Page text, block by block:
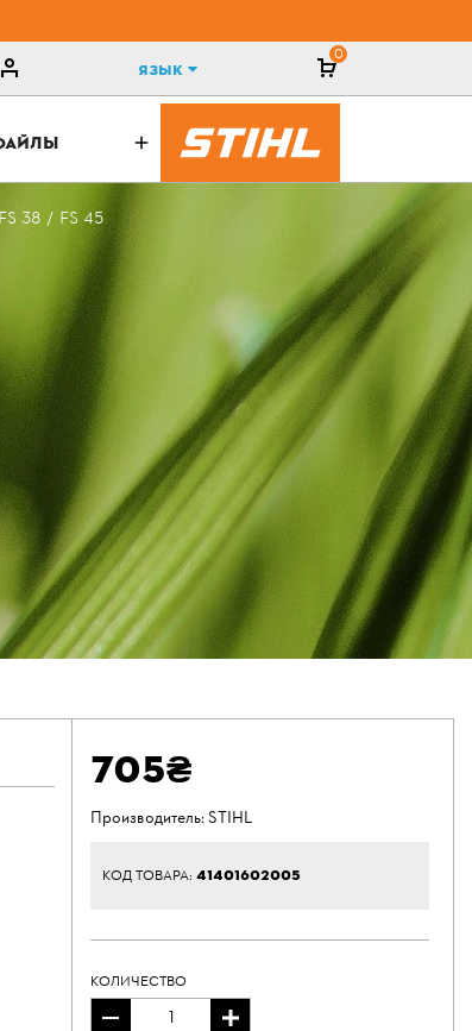
Язык
0
38 / FS 45
705₴
Производитель:STIHL
КОД ТОВАРА: 41401602005
КОЛИЧЕСТВО